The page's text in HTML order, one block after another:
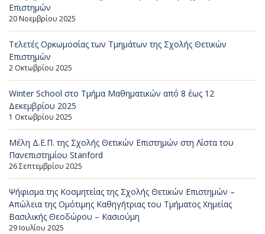
Επιστημών
20 Νοεμβρίου 2025
Τελετές Ορκωμοσίας των Τμημάτων της Σχολής Θετικών
Επιστημών
2 Οκτωβρίου 2025
Winter School στο Τμήμα Μαθηματικών από 8 έως 12
Δεκεμβρίου 2025
1 Οκτωβρίου 2025
Μέλη Δ.Ε.Π. της Σχολής Θετικών Επιστημών στη Λίστα του
Πανεπιστημίου Stanford
26 Σεπτεμβρίου 2025
Ψήφισμα της Κοσμητείας της Σχολής Θετικών Επιστημών –
Απώλεια της Ομότιμης Καθηγήτριας του Τμήματος Χημείας
Βασιλικής Θεοδώρου – Κασιούμη
29 Ιουλίου 2025